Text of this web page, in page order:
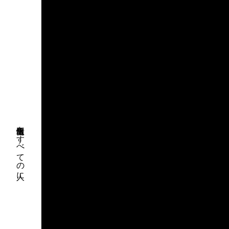
出版情報をすべての人に